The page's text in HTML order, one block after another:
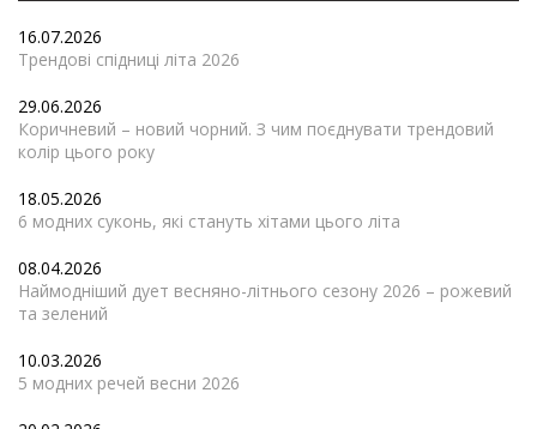
16.07.2026
Трендові спідниці літа 2026
29.06.2026
Коричневий – новий чорний. З чим поєднувати трендовий
колір цього року
18.05.2026
6 модних суконь, які стануть хітами цього літа
08.04.2026
Наймодніший дует весняно-літнього сезону 2026 – рожевий
та зелений
10.03.2026
5 модних речей весни 2026